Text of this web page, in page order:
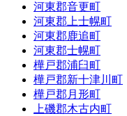
河東郡音更町
河東郡上士幌町
河東郡鹿追町
河東郡士幌町
樺戸郡浦臼町
樺戸郡新十津川町
樺戸郡月形町
上磯郡木古内町